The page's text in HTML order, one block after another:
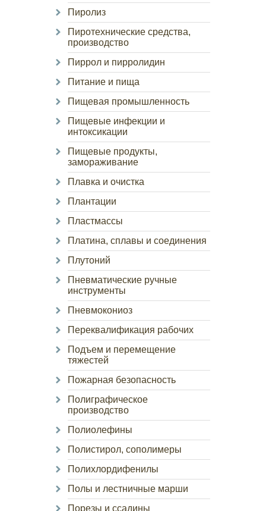
Пиролиз
Пиротехнические средства,
производство
Пиррол и пирролидин
Питание и пища
Пищевая промышленность
Пищевые инфекции и
интоксикации
Пищевые продукты,
замораживание
Плавка и очистка
Плантации
Пластмассы
Платина, сплавы и соединения
Плутоний
Пневматические ручные
инструменты
Пневмокониоз
Переквалификация рабочих
Подъем и перемещение
тяжестей
Пожарная безопасность
Полиграфическое
производство
Полиолефины
Полистирол, сополимеры
Полихлордифенилы
Полы и лестничные марши
Порезы и ссадины